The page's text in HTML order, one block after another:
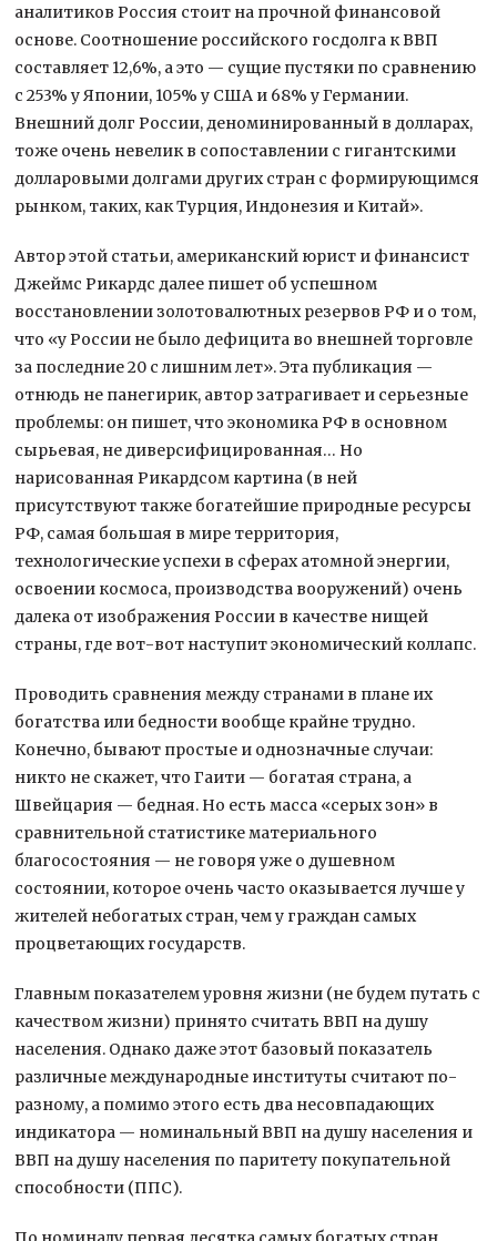
аналитиков Россия стоит на прочной финансовой
основе. Соотношение российского госдолга к ВВП
составляет 12,6%, а это — сущие пустяки по сравнению
с 253% у Японии, 105% у США и 68% у Германии.
Внешний долг России, деноминированный в долларах,
тоже очень невелик в сопоставлении с гигантскими
долларовыми долгами других стран с формирующимся
рынком, таких, как Турция, Индонезия и Китай».
Автор этой статьи, американский юрист и финансист
Джеймс Рикардс далее пишет об успешном
восстановлении золотовалютных резервов РФ и о том,
что «у России не было дефицита во внешней торговле
за последние 20 с лишним лет». Эта публикация —
отнюдь не панегирик, автор затрагивает и серьезные
проблемы: он пишет, что экономика РФ в основном
сырьевая, не диверсифицированная… Но
нарисованная Рикардсом картина (в ней
присутствуют также богатейшие природные ресурсы
РФ, самая большая в мире территория,
технологические успехи в сферах атомной энергии,
освоении космоса, производства вооружений) очень
далека от изображения России в качестве нищей
страны, где вот-вот наступит экономический коллапс.
Проводить сравнения между странами в плане их
богатства или бедности вообще крайне трудно.
Конечно, бывают простые и однозначные случаи:
никто не скажет, что Гаити — богатая страна, а
Швейцария — бедная. Но есть масса «серых зон» в
сравнительной статистике материального
благосостояния — не говоря уже о душевном
состоянии, которое очень часто оказывается лучше у
жителей небогатых стран, чем у граждан самых
процветающих государств.
Главным показателем уровня жизни (не будем путать с
качеством жизни) принято считать ВВП на душу
населения. Однако даже этот базовый показатель
различные международные институты считают по-
разному, а помимо этого есть два несовпадающих
индикатора — номинальный ВВП на душу населения и
ВВП на душу населения по паритету покупательной
способности (ППС).